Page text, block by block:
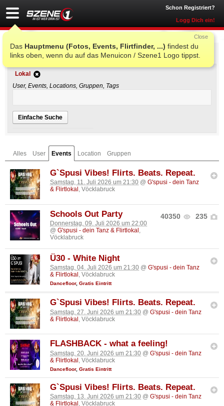
Schon Registriert?
Logg Dich ein!
Das Hauptmenu (Fotos, Events, Flirtfinder, ...) findest du
links oben, wenn du auf das Menuicon / Szene1 Logo tippst.
Close
Einfache Suche
Lokal
User, Events, Locations, Gruppen, Tags
Einfache Suche
Alles User Events Location Gruppen
G`Spusi Vibes! Flirts. Beats. Repeat.
Samstag, 11. Juli 2026 um 21:30 @ G'spusi - dein Tanz
& Flirtlokal, Vöcklabruck
40350 235
Schools Out Party
Donnerstag, 09. Juli 2026 um 22:00
@ G'spusi - dein Tanz & Flirtlokal,
Vöcklabruck
Ü30 - White Night
Samstag, 04. Juli 2026 um 21:30 @ G'spusi - dein Tanz
& Flirtlokal , Vöcklabruck
Dancefloor, Gratis Eintritt
G`Spusi Vibes! Flirts. Beats. Repeat.
Samstag, 27. Juni 2026 um 21:30 @ G'spusi - dein Tanz
& Flirtlokal , Vöcklabruck
FLASHBACK - what a feeling!
Samstag, 20. Juni 2026 um 21:30 @ G'spusi - dein Tanz
& Flirtlokal , Vöcklabruck
Dancefloor, Gratis Eintritt
G`Spusi Vibes! Flirts. Beats. Repeat.
Samstag, 13. Juni 2026 um 21:30 @ G'spusi - dein Tanz
& Flirtlokal , Vöcklabruck